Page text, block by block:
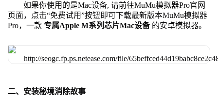
如果你使用的是Mac设备, 请前往MuMu模拟器Pro官网
页面，点击“免费试用”按钮即可下载最新版本MuMu模拟器
Pro，一款 专属Apple M系列芯片Mac设备 的安卓模拟器。
二、安装秘境消除故事